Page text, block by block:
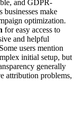
and GDPR-
make
optimization.
for easy access to
and helpful
users mention
initial setup, but
generally
attribution problems,